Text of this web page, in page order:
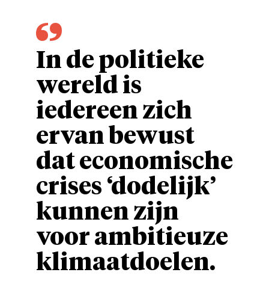
In de politieke
wereld is
iedereen zich
ervan bewust
dat economische
crises ‘dodelijk’
kunnen zijn
voor ambitieuze
klimaatdoelen.